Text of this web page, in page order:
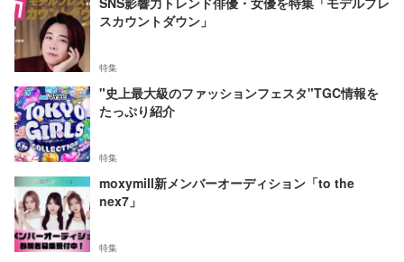
スカウントダウン」
特集
"史上最大級のファッションフェスタ"TGC情報を
たっぷり紹介
特集
moxymill新メンバーオーディション「to the
nex7」
特集